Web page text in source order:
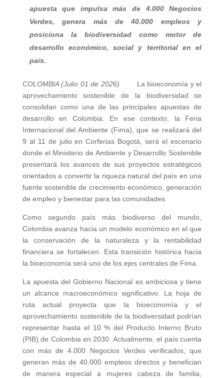
apuesta que impulsa más de 4.000 Negocios
Verdes, genera más de 40.000 empleos y
posiciona la biodiversidad como motor de
desarrollo económico, social y territorial en el
país.
COLOMBIA (Julio 01 de 2026) La bioeconomía y el
aprovechamiento sostenible de la biodiversidad se
consolidan como una de las principales apuestas de
desarrollo en Colombia. En ese contexto, la Feria
Internacional del Ambiente (Fima), que se realizará del
9 al 11 de julio en Corferias Bogotá, será el escenario
donde el Ministerio de Ambiente y Desarrollo Sostenible
presentará los avances de sus proyectos estratégicos
orientados a convertir la riqueza natural del país en una
fuente sostenible de crecimiento económico, generación
de empleo y bienestar para las comunidades.
Como segundo país más biodiverso del mundo,
Colombia avanza hacia un modelo económico en el que
la conservación de la naturaleza y la rentabilidad
financiera se fortalecen. Esta transición histórica hacia
la bioeconomía será uno de los ejes centrales de Fima.
La apuesta del Gobierno Nacional es ambiciosa y tiene
un alcance macroeconómico significativo. La hoja de
ruta actual proyecta que la bioeconomía y el
aprovechamiento sostenible de la biodiversidad podrían
representar hasta el 10 % del Producto Interno Bruto
(PIB) de Colombia en 2030. Actualmente, el país cuenta
con más de 4.000 Negocios Verdes verificados, que
generan más de 40.000 empleos directos y benefician
de manera especial a mujeres cabeza de familia,